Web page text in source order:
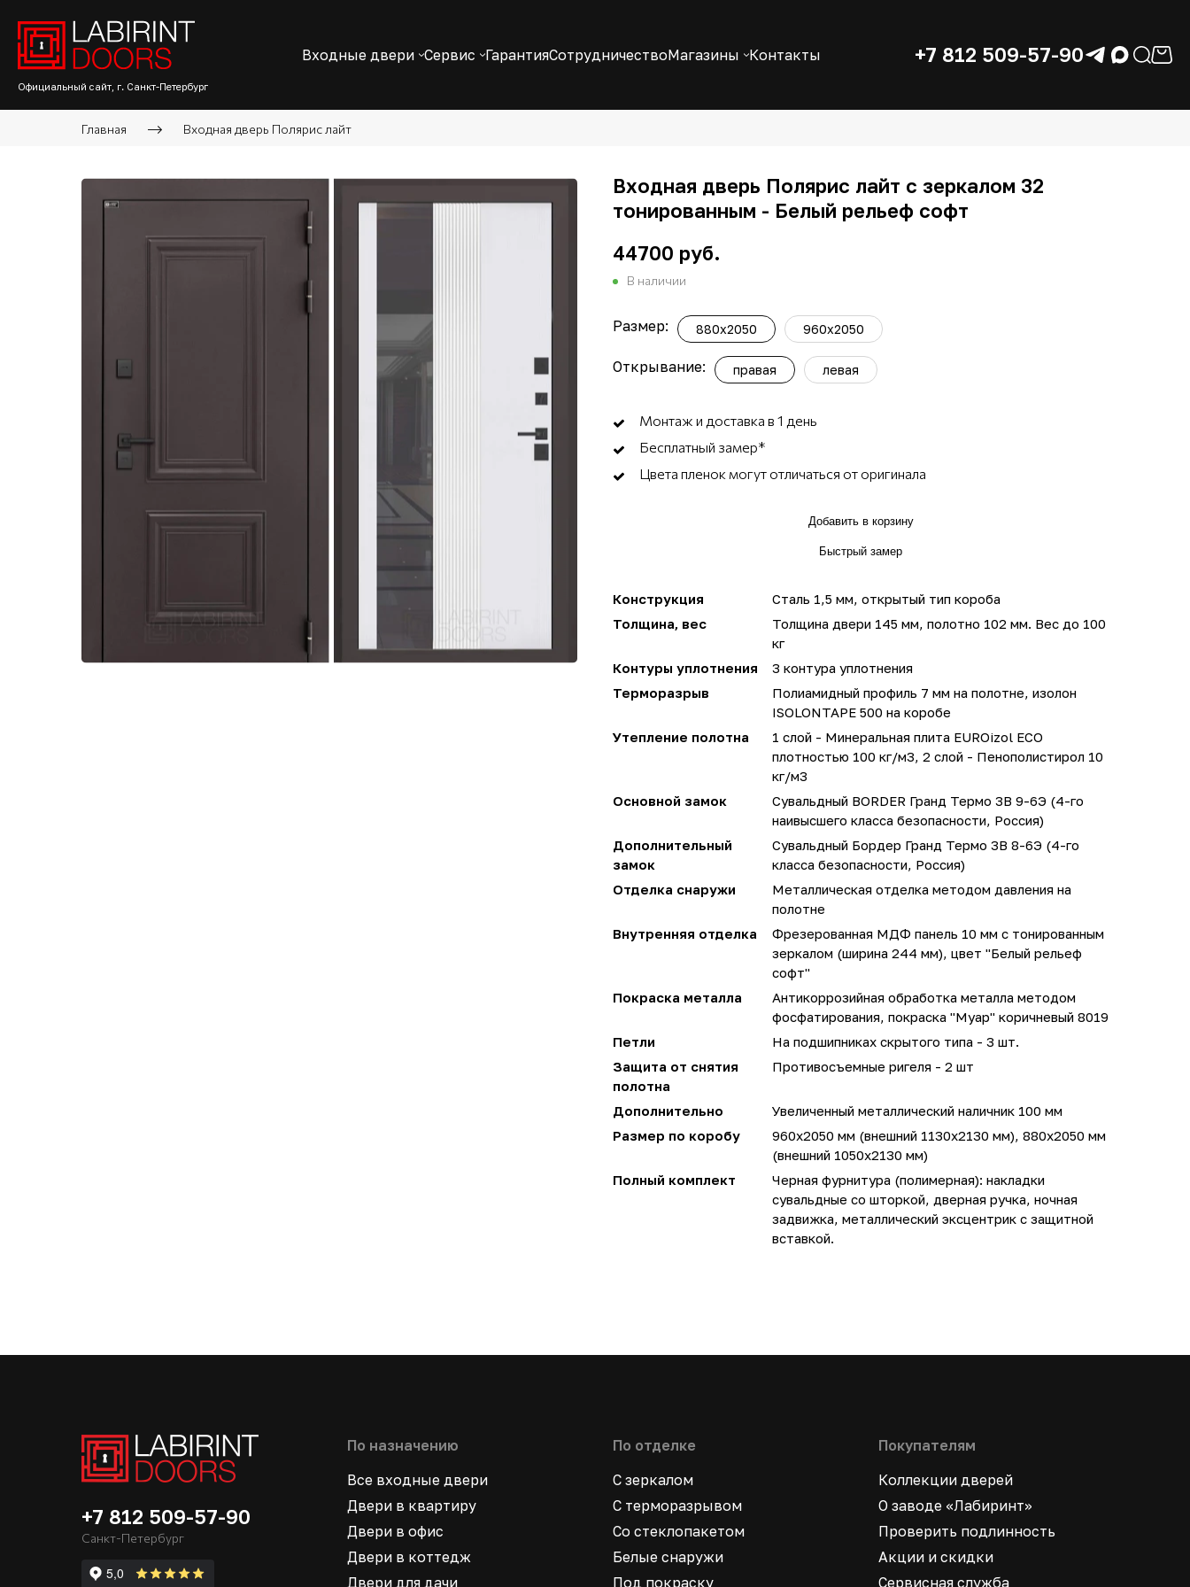
Официальный сайт, г. Санкт-Петербург
Входные двери Сервис ГарантияСотрудничествоМагазины Контакты +7 812 509-57-90
Главная Входная дверь Полярис лайт
Входная дверь Полярис лайт с зеркалом 32
тонированным - Белый рельеф софт
44700 руб.
В наличии
Размер: 880x2050 960x2050
Открывание: правая левая
Монтаж и доставка в 1 день
Бесплатный замер*
Цвета пленок могут отличаться от оригинала
Добавить в корзину
Быстрый замер
Конструкция
Сталь 1,5 мм, открытый тип короба
Толщина, вес
Толщина двери 145 мм, полотно 102 мм. Вес до 100
кг
Контуры уплотнения
3 контура уплотнения
Терморазрыв
Полиамидный профиль 7 мм на полотне, изолон
ISOLONTAPE 500 на коробе
Утепление полотна
1 слой - Минеральная плита EUROizol ECO
плотностью 100 кг/м3, 2 слой - Пенополистирол 10
кг/м3
Основной замок
Сувальдный BORDER Гранд Термо 3В 9-6Э (4-го
наивысшего класса безопасности, Россия)
Дополнительный
замок
Сувальдный Бордер Гранд Термо 3В 8-6Э (4-го
класса безопасности, Россия)
Отделка снаружи
Металлическая отделка методом давления на
полотне
Внутренняя отделка
Фрезерованная МДФ панель 10 мм с тонированным
зеркалом (ширина 244 мм), цвет "Белый рельеф
софт"
Покраска металла
Антикоррозийная обработка металла методом
фосфатирования, покраска "Муар" коричневый 8019
Петли
На подшипниках скрытого типа - 3 шт.
Защита от снятия
полотна
Противосъемные ригеля - 2 шт
Дополнительно
Увеличенный металлический наличник 100 мм
Размер по коробу
960х2050 мм (внешний 1130х2130 мм), 880х2050 мм
(внешний 1050х2130 мм)
Полный комплект
Черная фурнитура (полимерная): накладки
сувальдные со шторкой, дверная ручка, ночная
задвижка, металлический эксцентрик с защитной
вставкой.
+7 812 509-57-90
Санкт-Петербург
По назначению
Все входные двери
Двери в квартиру
Двери в офис
Двери в коттедж
Двери для дачи
По отделке
С зеркалом
С терморазрывом
Со стеклопакетом
Белые снаружи
Под покраску
Покупателям
Коллекции дверей
О заводе «Лабиринт»
Проверить подлинность
Акции и скидки
Сервисная служба